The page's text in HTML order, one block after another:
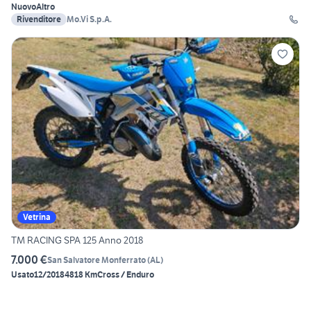
NuovoAltro
Rivenditore Mo.Vi S.p.A.
Vetrina
TM RACING SPA 125 Anno 2018
7.000 €San Salvatore Monferrato(AL)
Usato12/20184818 KmCross / Enduro